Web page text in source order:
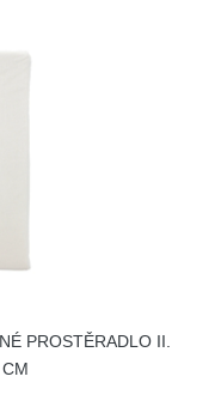
PROSTĚRADLO II.